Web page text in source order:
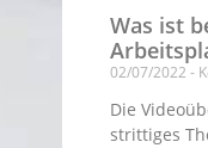
Was ist
02/07/2022
Die
strittiges